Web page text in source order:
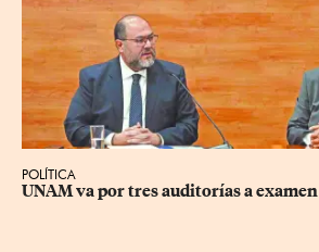
POLÍTICA
UNAM va por tres auditorías a examen